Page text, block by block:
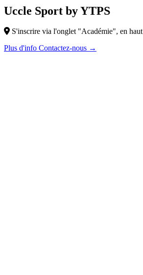
Uccle Sport by YTPS
S'inscrire via l'onglet "Académie", en haut
Plus d'info Contactez-nous →